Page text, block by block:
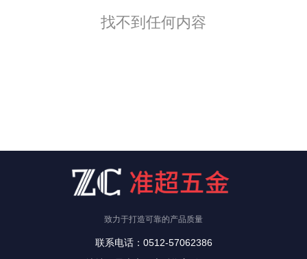
找不到任何内容
致力于打造可靠的产品质量
联系电话：0512-57062386